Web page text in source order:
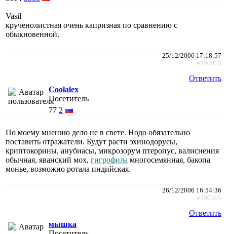
Vasil
крученолистная очень капризная по сравнению с
обыкновенной.
25/12/2006 17:18:57
#390018
Ответить
Coolalex
Посетитель
77 2
По моему мнению дело не в свете. Нодо обязательно
поставить отражатели. Будут расти эхинодорусы,
криптокорины, анубиасы, микрозорум птеропус, валиснения
обычная, яванский мох, гигрофила многосемянная, бакопа
монье, возможно ротала индийская.
26/12/2006 16:54:36
#390365
Ответить
мышка